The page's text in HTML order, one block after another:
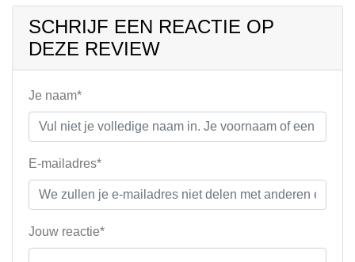
SCHRIJF EEN REACTIE OP
DEZE REVIEW
Je naam*
E-mailadres*
Jouw reactie*